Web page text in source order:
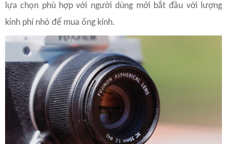
lựa chọn phù hợp với người dùng mới bắt đầu với lượng
kinh phí nhỏ để mua ống kính.